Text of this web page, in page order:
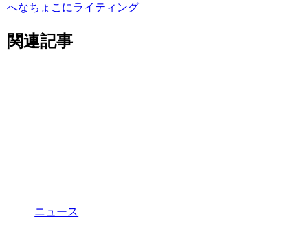
へなちょこにライティング
関連記事
ニュース